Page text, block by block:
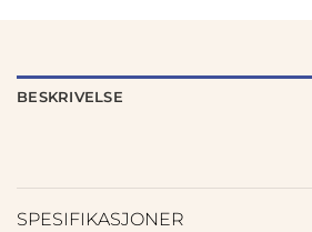
BESKRIVELSE
SPESIFIKASJONER